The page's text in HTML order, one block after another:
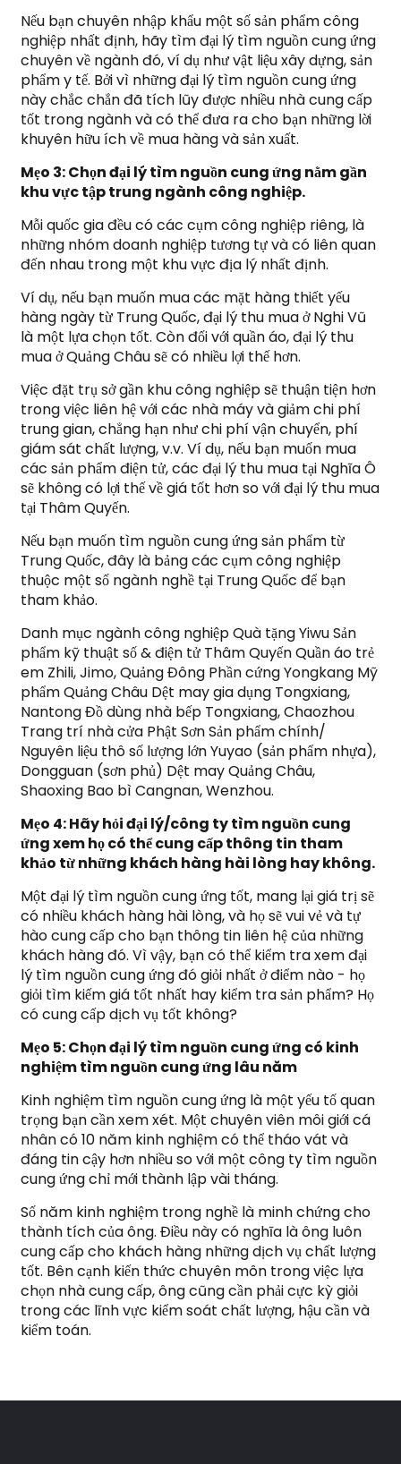
Nếu bạn chuyên nhập khẩu một số sản phẩm công
nghiệp nhất định, hãy tìm đại lý tìm nguồn cung ứng
chuyên về ngành đó, ví dụ như vật liệu xây dựng, sản
phẩm y tế. Bởi vì những đại lý tìm nguồn cung ứng
này chắc chắn đã tích lũy được nhiều nhà cung cấp
tốt trong ngành và có thể đưa ra cho bạn những lời
khuyên hữu ích về mua hàng và sản xuất.
Mẹo 3: Chọn đại lý tìm nguồn cung ứng nằm gần
khu vực tập trung ngành công nghiệp.
Mỗi quốc gia đều có các cụm công nghiệp riêng, là
những nhóm doanh nghiệp tương tự và có liên quan
đến nhau trong một khu vực địa lý nhất định.
Ví dụ, nếu bạn muốn mua các mặt hàng thiết yếu
hàng ngày từ Trung Quốc, đại lý thu mua ở Nghi Vũ
là một lựa chọn tốt. Còn đối với quần áo, đại lý thu
mua ở Quảng Châu sẽ có nhiều lợi thế hơn.
Việc đặt trụ sở gần khu công nghiệp sẽ thuận tiện hơn
trong việc liên hệ với các nhà máy và giảm chi phí
trung gian, chẳng hạn như chi phí vận chuyển, phí
giám sát chất lượng, v.v. Ví dụ, nếu bạn muốn mua
các sản phẩm điện tử, các đại lý thu mua tại Nghĩa Ô
sẽ không có lợi thế về giá tốt hơn so với đại lý thu mua
tại Thâm Quyến.
Nếu bạn muốn tìm nguồn cung ứng sản phẩm từ
Trung Quốc, đây là bảng các cụm công nghiệp
thuộc một số ngành nghề tại Trung Quốc để bạn
tham khảo.
Danh mục ngành công nghiệp Quà tặng Yiwu Sản
phẩm kỹ thuật số & điện tử Thâm Quyến Quần áo trẻ
em Zhili, Jimo, Quảng Đông Phần cứng Yongkang Mỹ
phẩm Quảng Châu Dệt may gia dụng Tongxiang,
Nantong Đồ dùng nhà bếp Tongxiang, Chaozhou
Trang trí nhà cửa Phật Sơn Sản phẩm chính/
Nguyên liệu thô số lượng lớn Yuyao (sản phẩm nhựa),
Dongguan (sơn phủ) Dệt may Quảng Châu,
Shaoxing Bao bì Cangnan, Wenzhou.
Mẹo 4: Hãy hỏi đại lý/công ty tìm nguồn cung
ứng xem họ có thể cung cấp thông tin tham
khảo từ những khách hàng hài lòng hay không.
Một đại lý tìm nguồn cung ứng tốt, mang lại giá trị sẽ
có nhiều khách hàng hài lòng, và họ sẽ vui vẻ và tự
hào cung cấp cho bạn thông tin liên hệ của những
khách hàng đó. Vì vậy, bạn có thể kiểm tra xem đại
lý tìm nguồn cung ứng đó giỏi nhất ở điểm nào - họ
giỏi tìm kiếm giá tốt nhất hay kiểm tra sản phẩm? Họ
có cung cấp dịch vụ tốt không?
Mẹo 5: Chọn đại lý tìm nguồn cung ứng có kinh
nghiệm tìm nguồn cung ứng lâu năm
Kinh nghiệm tìm nguồn cung ứng là một yếu tố quan
trọng bạn cần xem xét. Một chuyên viên môi giới cá
nhân có 10 năm kinh nghiệm có thể tháo vát và
đáng tin cậy hơn nhiều so với một công ty tìm nguồn
cung ứng chỉ mới thành lập vài tháng.
Số năm kinh nghiệm trong nghề là minh chứng cho
thành tích của ông. Điều này có nghĩa là ông luôn
cung cấp cho khách hàng những dịch vụ chất lượng
tốt. Bên cạnh kiến ​​thức chuyên môn trong việc lựa
chọn nhà cung cấp, ông cũng cần phải cực kỳ giỏi
trong các lĩnh vực kiểm soát chất lượng, hậu cần và
kiểm toán.